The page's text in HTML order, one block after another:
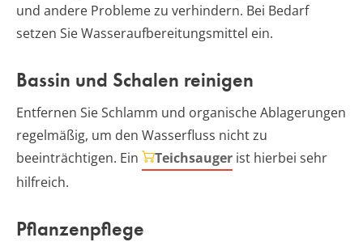
und andere Probleme zu verhindern. Bei Bedarf
setzen Sie Wasseraufbereitungsmittel ein.
Bassin und Schalen reinigen
Entfernen Sie Schlamm und organische Ablagerungen
regelmäßig, um den Wasserfluss nicht zu
beeinträchtigen. Ein
Teichsauger ist hierbei sehr
hilfreich.
Pflanzenpflege